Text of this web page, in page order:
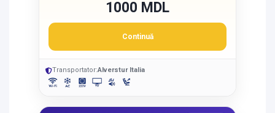
1000 MDL
Continuă
Transportator:Alverstur Italia